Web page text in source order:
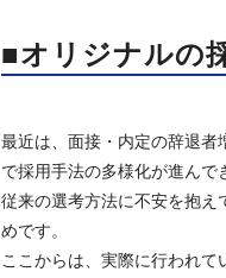
■オリジナルの
最近は、面接・内定の辞退者
で採用手法の多様化が進んで
従来の選考方法に不安を抱え
めです。
ここからは、実際に行われて